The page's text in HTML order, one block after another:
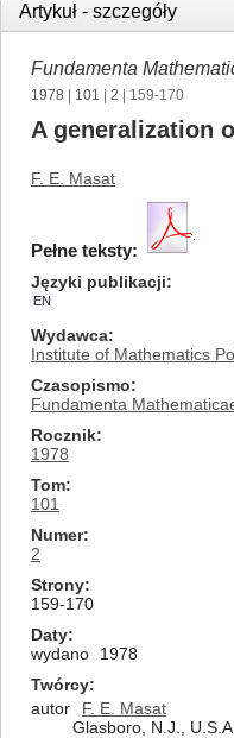
Artykuł - szczegóły
Fundamenta
1978 101 2 | 159-170
A generalization
F. E. Masat
Pełne teksty:
Języki publikacji
EN
Wydawca
Institute of Mathematics
Czasopismo
Fundamenta
Rocznik
1978
Tom
101
Numer
2
Strony
159-170
Daty
wydano
1978
Twórcy
autor
F. E. Masat
Glasboro, N.J., U.S.A.